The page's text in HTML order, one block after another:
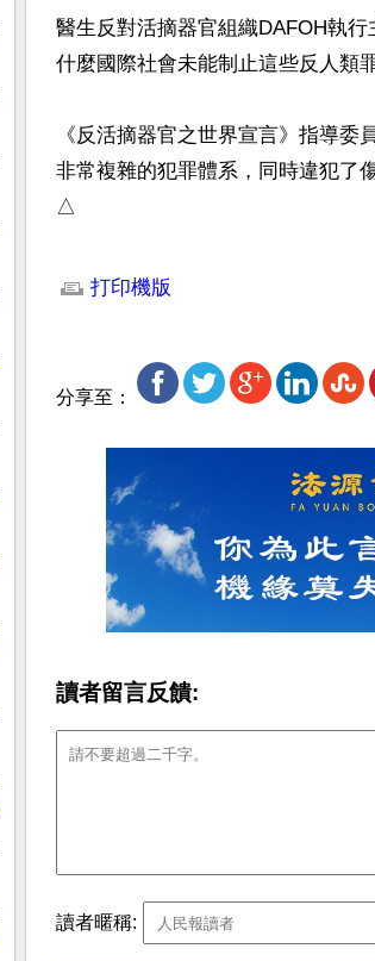
醫生反對活摘器官組織DAFOH執
什麼國際社會未能制止這些反人類
《反活摘器官之世界宣言》指導
非常複雜的犯罪體系，同時違犯了
△
打印機版
分享至：
讀者留言反饋:
讀者暱稱: